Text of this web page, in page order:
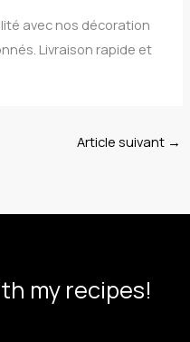
avec nos décoration
Livraison rapide et
Article suivant →
my recipes!